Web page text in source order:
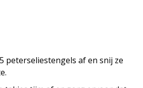
peterseliestengels af en snij ze